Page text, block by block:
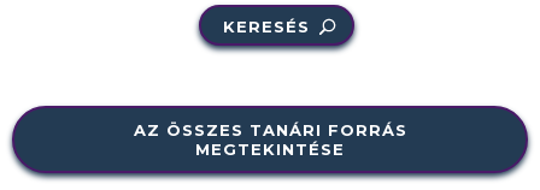
KERESÉS
AZ ÖSSZES TANÁRI FORRÁS
MEGTEKINTÉSE